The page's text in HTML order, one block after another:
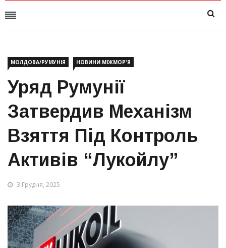
МОЛДОВА/РУМУНІЯ НОВИНИ МІЖМОР'Я
Уряд Румунії
Затвердив Механізм
Взяття Під Контроль
Активів “Лукойлу”
3 Грудня, 2025